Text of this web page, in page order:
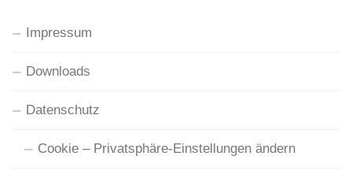
Impressum
Downloads
Datenschutz
Cookie – Privatsphäre-Einstellungen ändern